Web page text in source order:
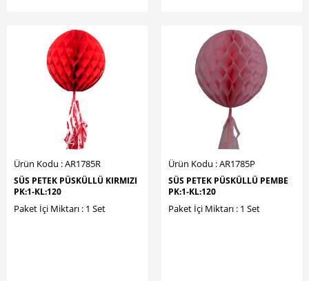
Ürün Kodu : AR1785R
SÜS PETEK PÜSKÜLLÜ KIRMIZI
PK:1-KL:120
Paket İçi Miktarı : 1 Set
Ürün Kodu : AR1785P
SÜS PETEK PÜSKÜLLÜ PEMBE
PK:1-KL:120
Paket İçi Miktarı : 1 Set